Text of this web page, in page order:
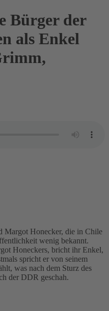
Bürger der
als Enkel
Margot Honecker, die in Chile
wenig bekannt.
Honeckers, bricht ihr Enkel,
spricht er von seinem
was nach dem Sturz des
der DDR geschah.